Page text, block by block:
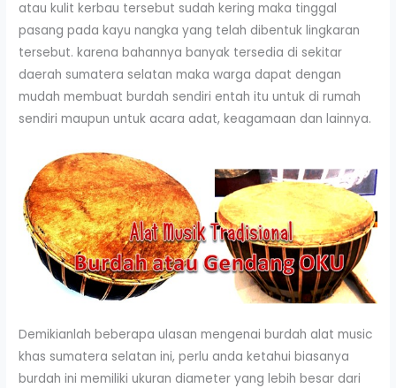
atau kulit kerbau tersebut sudah kering maka tinggal
pasang pada kayu nangka yang telah dibentuk lingkaran
tersebut. karena bahannya banyak tersedia di sekitar
daerah sumatera selatan maka warga dapat dengan
mudah membuat burdah sendiri entah itu untuk di rumah
sendiri maupun untuk acara adat, keagamaan dan lainnya.
Demikianlah beberapa ulasan mengenai burdah alat music
khas sumatera selatan ini, perlu anda ketahui biasanya
burdah ini memiliki ukuran diameter yang lebih besar dari